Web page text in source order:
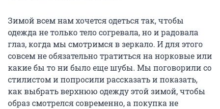
Зимой всем нам хочется одеться так, чтобы
одежда не только тело согревала, но и радовала
глаз, когда мы смотримся в зеркало. И для этого
совсем не обязательно тратиться на норковые или
какие бы то ни было еще шубы. Мы поговорили со
стилистом и попросили рассказать и показать,
как выбрать верхнюю одежду этой зимой, чтобы
образ смотрелся современно, а покупка не